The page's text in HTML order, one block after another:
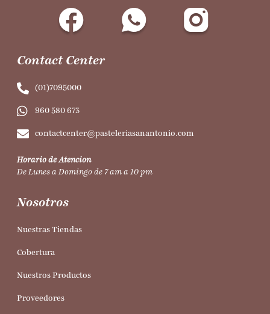
Contact Center
(01)7095000
960 580 673
contactcenter@pasteleriasanantonio.com
Horario de Atencion
De Lunes a Domingo de 7 am a 10 pm
Nosotros
Nuestras Tiendas
Cobertura
Nuestros Productos
Proveedores